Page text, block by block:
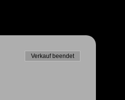
Verkauf beendet